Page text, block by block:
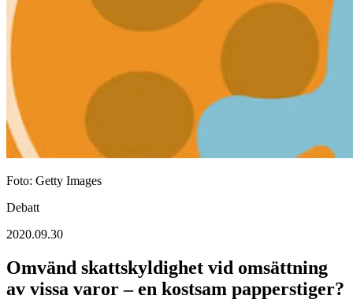
Foto: Getty Images
Debatt
2020.09.30
Omvänd skattskyldighet vid omsättning
av vissa varor – en kostsam papperstiger?